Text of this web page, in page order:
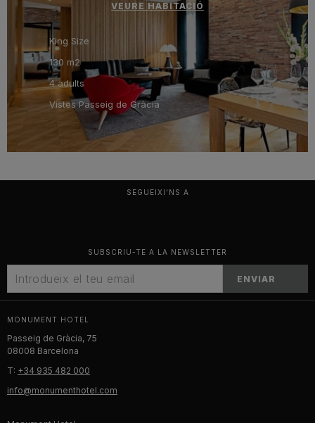
VEURE HABITACIÓ
King Size
130 m2
4 adults
Vistes Passeig de Gràcia
SEGUEIXI'NS A
SUBSCRIU-TE A LA NEWSLETTER
ENVIAR
MONUMENT HOTEL
Passeig de Gràcia, 75
08008 Barcelona
T: +34 935 482 000
info@monumenthotel.com